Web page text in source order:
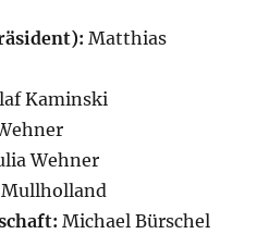
Matthias
Kaminski
Wehner
Michael Bürschel